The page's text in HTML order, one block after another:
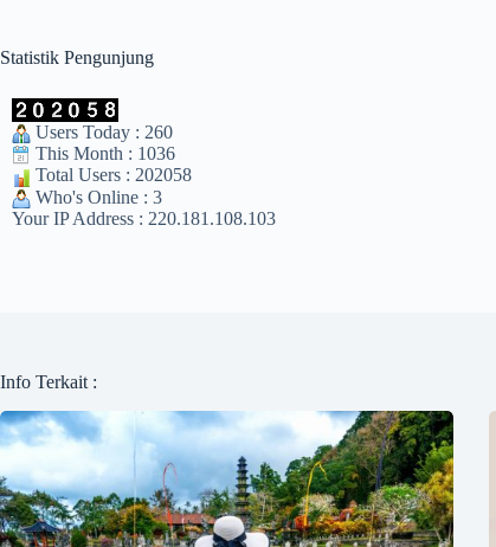
Statistik Pengunjung
Users Today : 260
This Month : 1036
Total Users : 202058
Who's Online : 3
Your IP Address : 220.181.108.103
Info Terkait :